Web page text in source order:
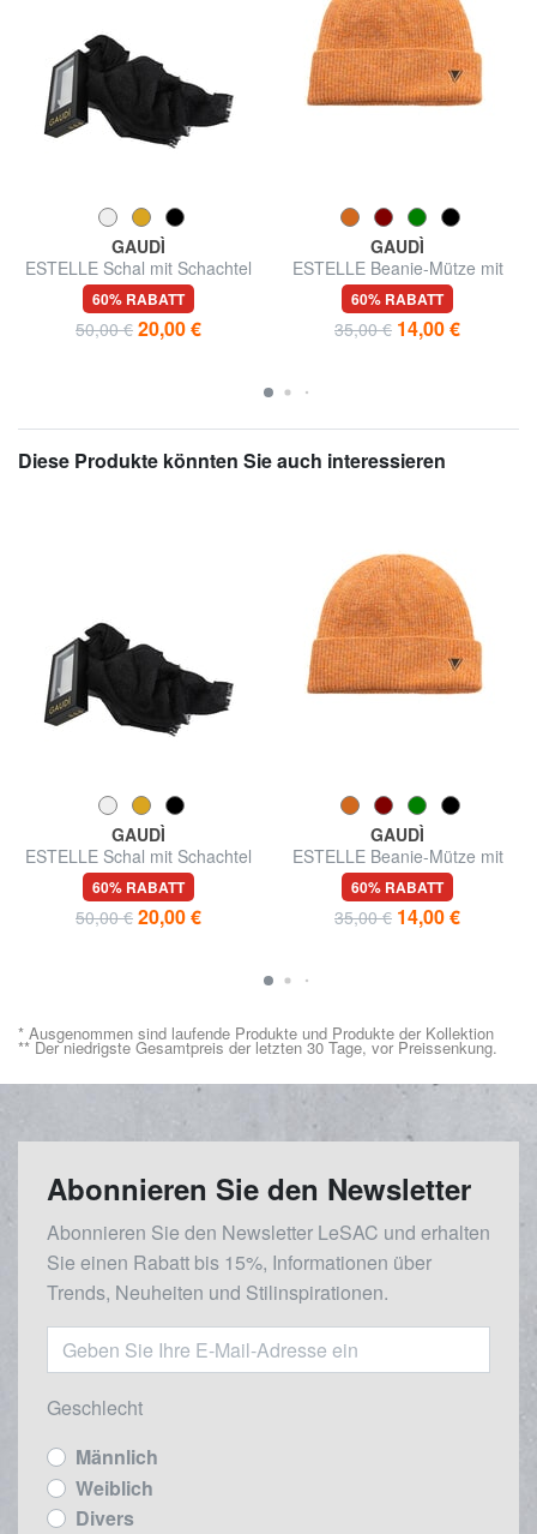
GAUDÌ
ESTELLE Schal mit Schachtel
60% RABATT
50,00 € 20,00 €
GAUDÌ
ESTELLE Beanie-Mütze mit
Umschlag
60% RABATT
35,00 € 14,00 €
Diese Produkte könnten Sie auch interessieren
GAUDÌ
ESTELLE Schal mit Schachtel
60% RABATT
50,00 € 20,00 €
GAUDÌ
ESTELLE Beanie-Mütze mit
Umschlag
60% RABATT
35,00 € 14,00 €
* Ausgenommen sind laufende Produkte und Produkte der Kollektion
** Der niedrigste Gesamtpreis der letzten 30 Tage, vor Preissenkung.
Abonnieren Sie den Newsletter
Abonnieren Sie den Newsletter LeSAC und erhalten
Sie einen Rabatt bis 15%, Informationen über
Trends, Neuheiten und Stilinspirationen.
Geschlecht
Männlich
Weiblich
Divers